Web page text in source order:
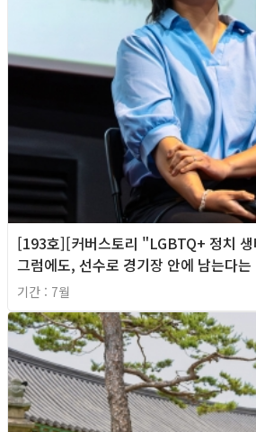
[193호][커버스토리 "LGBTQ+ 정치
그럼에도, 선수로 경기장 안에 남는다는
기간 : 7월